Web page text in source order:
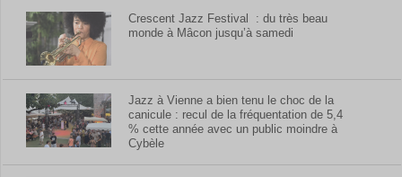
Crescent Jazz Festival : du très beau
monde à Mâcon jusqu’à samedi
Jazz à Vienne a bien tenu le choc de la
canicule : recul de la fréquentation de 5,4
% cette année avec un public moindre à
Cybèle